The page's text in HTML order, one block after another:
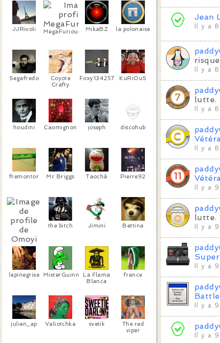
JJRivoli MegaFuriousMilfMikaBZ la polonaise
Segafredo
Coyote
Crafty
Foxy134257 KuRiOuS
houdini Caomignon joseph discohub
fremontor Mr Briggs Taochâ Pierre92
Omoyi
the bitch Jimini Bettina
lapinegrise MisterGuinnessLa Flama
Blanca
france
julien_ap Valiotchka svetik
The red
viper
Jean
Il y a
Il y a
lutte.
Il y a
Il y a
Il y a
lutte.
Il y a
Il y a
Il y a
Il y a